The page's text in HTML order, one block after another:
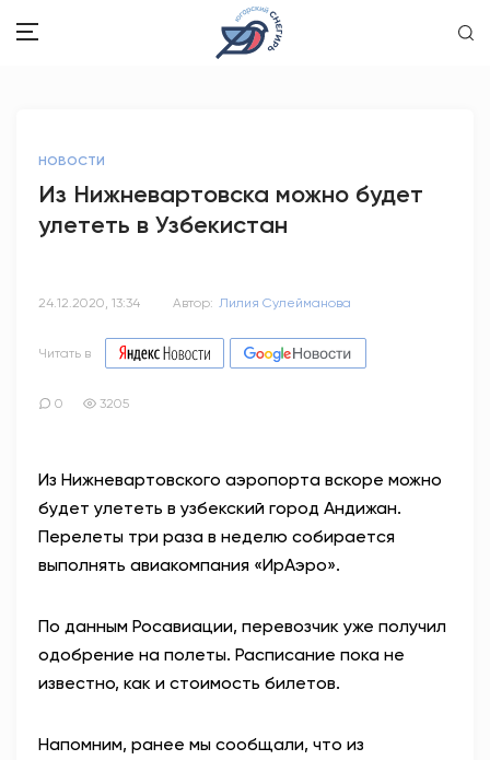
ОБРАЗОВАНИЕ
ЭТО У НАС СЕМЕЙНОЕ
АНТИТЕРРОР
ОФИЦИАЛЬНО
НОВОСТИ
Из Нижневартовска можно будет
улететь в Узбекистан
24.12.2020, 13:34 Автор: Лилия Сулейманова
Читать в
0 3205
Из Нижневартовского аэропорта вскоре можно
будет улететь в узбекский город Андижан.
Перелеты три раза в неделю собирается
выполнять авиакомпания «ИрАэро».
По данным Росавиации, перевозчик уже получил
одобрение на полеты. Расписание пока не
известно, как и стоимость билетов.
Напомним, ранее мы сообщали, что из